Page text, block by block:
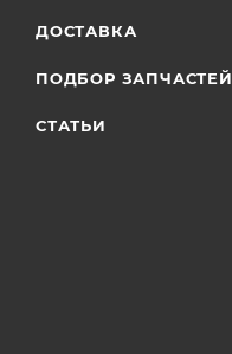
ДОСТАВКА
ПОДБОР ЗАПЧАСТЕЙ
СТАТЬИ